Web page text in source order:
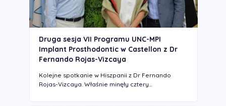
Druga sesja VII Programu UNC-MPI
Implant Prosthodontic w Castellon z Dr
Fernando Rojas-Vizcaya
Kolejne spotkanie w Hiszpanii z Dr Fernando
Rojas-Vizcaya. Właśnie minęły cztery...